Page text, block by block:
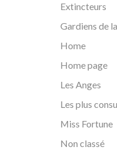
Extincteurs
Gardiens de
Home
Home page
Les Anges
Les plus
Miss Fortune
Non classé